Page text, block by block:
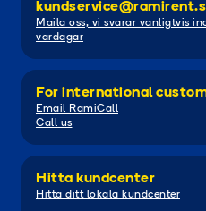
Maila oss, vi svarar vanligtvis
vardagar
For international
Email RamiCall
Call us
Hitta kundcenter
Hitta ditt lokala kundcenter